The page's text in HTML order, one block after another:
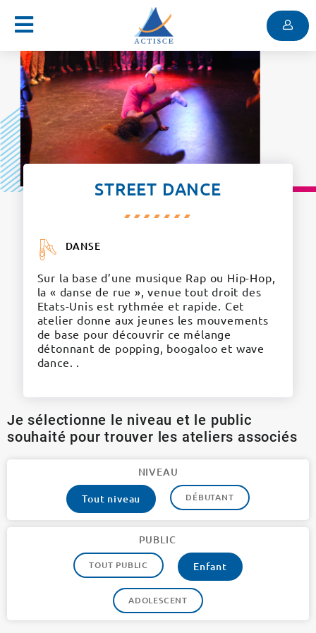
Menu
STREET DANCE
DANSE
Sur la base d’une musique Rap ou Hip-Hop,
la « danse de rue », venue tout droit des
Etats-Unis est rythmée et rapide. Cet
atelier donne aux jeunes les mouvements
de base pour découvrir ce mélange
détonnant de popping, boogaloo et wave
dance. .
Je sélectionne le niveau et le public
souhaité pour trouver les ateliers associés
NIVEAU
Tout niveau
DÉBUTANT
PUBLIC
TOUT PUBLIC Enfant
ADOLESCENT